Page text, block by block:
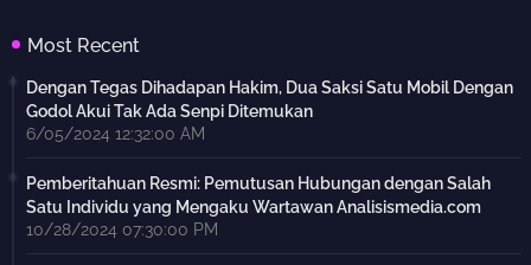
Most Recent
Dengan Tegas Dihadapan Hakim, Dua Saksi Satu Mobil Dengan
Godol Akui Tak Ada Senpi Ditemukan
6/05/2024 12:32:00 AM
Pemberitahuan Resmi: Pemutusan Hubungan dengan Salah
Satu Individu yang Mengaku Wartawan Analisismedia.com
10/28/2024 07:30:00 PM